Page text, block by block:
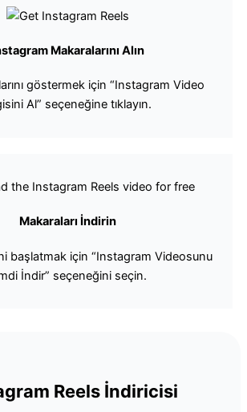
Makaralarını Alın
göstermek için “Instagram Video
Al” seçeneğine tıklayın.
Makaraları İndirin
başlatmak için “Instagram Videosunu
İndir” seçeneğini seçin.
Reels İndiricisi